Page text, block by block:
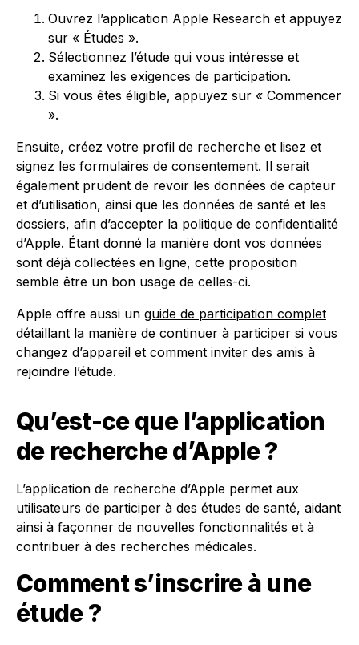
Ouvrez l’application Apple Research et appuyez
sur « Études ».
Sélectionnez l’étude qui vous intéresse et
examinez les exigences de participation.
Si vous êtes éligible, appuyez sur « Commencer
».
Ensuite, créez votre profil de recherche et lisez et
signez les formulaires de consentement. Il serait
également prudent de revoir les données de capteur
et d’utilisation, ainsi que les données de santé et les
dossiers, afin d’accepter la politique de confidentialité
d’Apple. Étant donné la manière dont vos données
sont déjà collectées en ligne, cette proposition
semble être un bon usage de celles-ci.
Apple offre aussi un guide de participation complet
détaillant la manière de continuer à participer si vous
changez d’appareil et comment inviter des amis à
rejoindre l’étude.
Qu’est-ce que l’application
de recherche d’Apple ?
L’application de recherche d’Apple permet aux
utilisateurs de participer à des études de santé, aidant
ainsi à façonner de nouvelles fonctionnalités et à
contribuer à des recherches médicales.
Comment s’inscrire à une
étude ?